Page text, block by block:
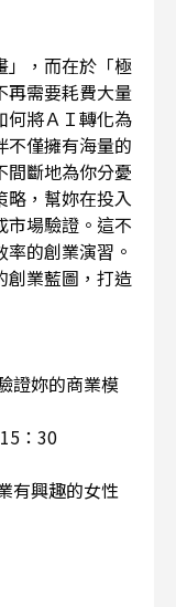
」，而在於「極
再需要耗費大量
何將ＡＩ轉化為
不僅擁有海量的
間斷地為你分憂
略，幫妳在投入
市場驗證。這不
的創業演習。
創業藍圖，打造
證妳的商業模
：30
有興趣的女性